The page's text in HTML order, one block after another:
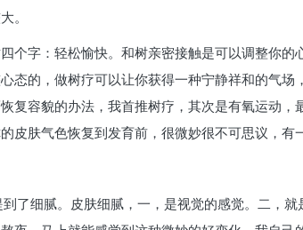
。
个字：轻松愉快。和树亲密接触是可以调整你
态的，做树疗可以让你获得一种宁静祥和的气
复容貌的办法，我首推树疗，其次是有氧运动
肤气色恢复到发育前，很微妙很不可思议，有
了细腻。皮肤细腻，一，是视觉的感觉。二，